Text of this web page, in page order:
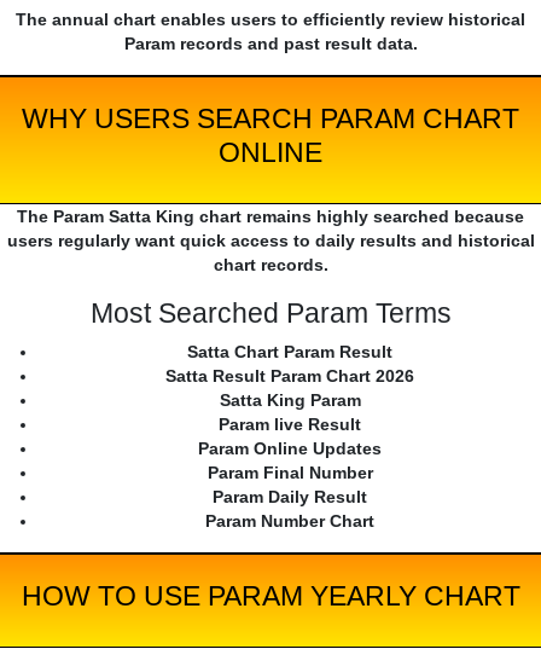
The annual chart enables users to efficiently review historical
Param records and past result data.
WHY USERS SEARCH PARAM CHART
ONLINE
The Param Satta King chart remains highly searched because
users regularly want quick access to daily results and historical
chart records.
Most Searched Param Terms
Satta Chart Param Result
Satta Result Param Chart 2026
Satta King Param
Param live Result
Param Online Updates
Param Final Number
Param Daily Result
Param Number Chart
HOW TO USE PARAM YEARLY CHART